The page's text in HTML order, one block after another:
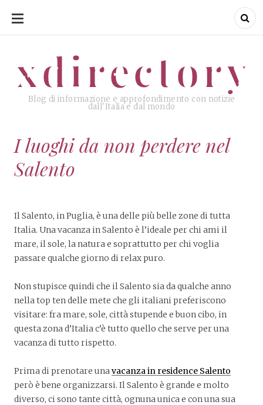
SKIP
CONTENT
xdirectory
Blog di informazione e approfondimento con notizie
dall'Italia e dal mondo
xdirectory
I luoghi da non perdere nel
Salento
Il Salento, in Puglia, è una delle più belle zone di tutta
Italia. Una vacanza in Salento è l’ideale per chi ami il
mare, il sole, la natura e soprattutto per chi voglia
passare qualche giorno di relax puro.
Non stupisce quindi che il Salento sia da qualche anno
nella top ten delle mete che gli italiani preferiscono
visitare: fra mare, sole, città stupende e buon cibo, in
questa zona d’Italia c’è tutto quello che serve per una
vacanza di tutto rispetto.
Prima di prenotare unavacanza in residence Salento
però è bene organizzarsi. Il Salento è grande e molto
diverso, ci sono tante città, ognuna unica e con una sua